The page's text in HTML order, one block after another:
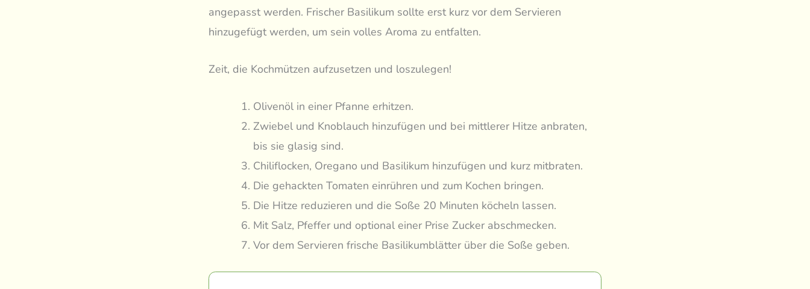
angepasst werden. Frischer Basilikum sollte erst kurz vor dem Servieren
hinzugefügt werden, um sein volles Aroma zu entfalten.
Zeit, die Kochmützen aufzusetzen und loszulegen!
Olivenöl in einer Pfanne erhitzen.
Zwiebel und Knoblauch hinzufügen und bei mittlerer Hitze anbraten,
bis sie glasig sind.
Chiliflocken, Oregano und Basilikum hinzufügen und kurz mitbraten.
Die gehackten Tomaten einrühren und zum Kochen bringen.
Die Hitze reduzieren und die Soße 20 Minuten köcheln lassen.
Mit Salz, Pfeffer und optional einer Prise Zucker abschmecken.
Vor dem Servieren frische Basilikumblätter über die Soße geben.